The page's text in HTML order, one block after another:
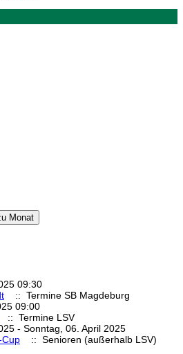
Monat
09:30
:: Termine SB Magdeburg
09:00
:: Termine LSV
- Sonntag, 06. April 2025
Cup
:: Senioren (außerhalb LSV)